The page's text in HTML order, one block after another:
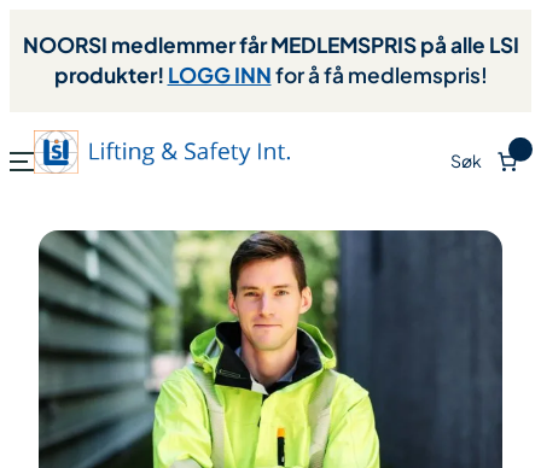
NOORSI medlemmer får MEDLEMSPRIS på alle LSI
produkter! LOGG INNfor å få medlemspris!
Søk